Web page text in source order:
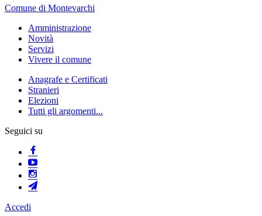
Comune di Montevarchi
Amministrazione
Novità
Servizi
Vivere il comune
Anagrafe e Certificati
Stranieri
Elezioni
Tutti gli argomenti...
Seguici su
Accedi